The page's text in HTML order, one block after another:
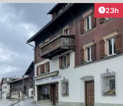
23h